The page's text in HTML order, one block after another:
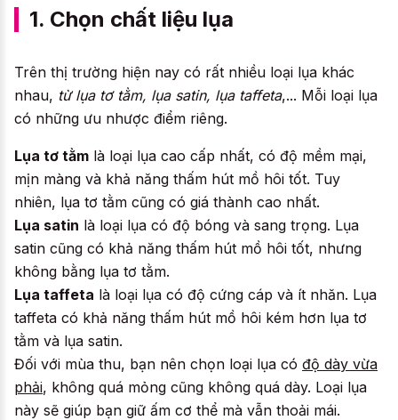
1. Chọn chất liệu lụa
Trên thị trường hiện nay có rất nhiều loại lụa khác
nhau, từ lụa tơ tằm, lụa satin, lụa taffeta,... Mỗi loại lụa
có những ưu nhược điểm riêng.
Lụa tơ tằm là loại lụa cao cấp nhất, có độ mềm mại,
mịn màng và khả năng thấm hút mồ hôi tốt. Tuy
nhiên, lụa tơ tằm cũng có giá thành cao nhất.
Lụa satin là loại lụa có độ bóng và sang trọng. Lụa
satin cũng có khả năng thấm hút mồ hôi tốt, nhưng
không bằng lụa tơ tằm.
Lụa taffeta là loại lụa có độ cứng cáp và ít nhăn. Lụa
taffeta có khả năng thấm hút mồ hôi kém hơn lụa tơ
tằm và lụa satin.
Đối với mùa thu, bạn nên chọn loại lụa có độ dày vừa
phải, không quá mỏng cũng không quá dày. Loại lụa
này sẽ giúp bạn giữ ấm cơ thể mà vẫn thoải mái.